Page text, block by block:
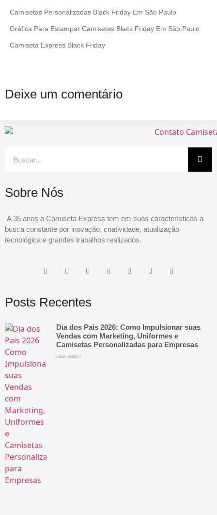
Camisetas Personalizadas Black Friday Em São Paulo
Gráfica Para Estampar Camisetas Black Friday Em São Paulo
Camiseta Express Black Friday
Deixe um comentário
Sobre Nós
A 35 anos a Camiseta Express tem em suas características a
busca constante por inovação, criatividade, atualização
tecnológica e grandes trabalhos realizados.
Posts Recentes
Dia dos Pais 2026: Como Impulsionar suas
Vendas com Marketing, Uniformes e
Camisetas Personalizadas para Empresas
Leia mais »